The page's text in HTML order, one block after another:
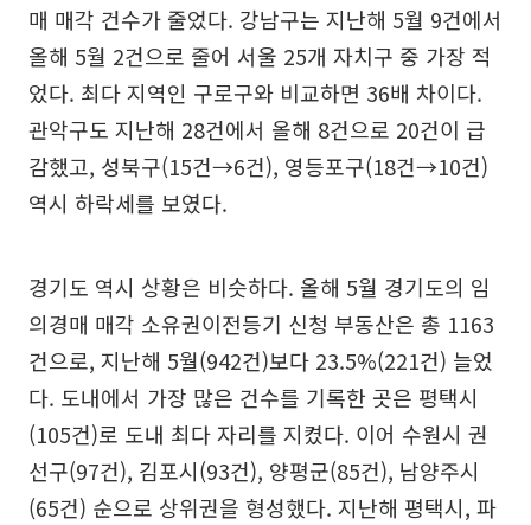
매 매각 건수가 줄었다. 강남구는 지난해 5월 9건에서
올해 5월 2건으로 줄어 서울 25개 자치구 중 가장 적
었다. 최다 지역인 구로구와 비교하면 36배 차이다.
관악구도 지난해 28건에서 올해 8건으로 20건이 급
감했고, 성북구(15건→6건), 영등포구(18건→10건)
역시 하락세를 보였다.
경기도 역시 상황은 비슷하다. 올해 5월 경기도의 임
의경매 매각 소유권이전등기 신청 부동산은 총 1163
건으로, 지난해 5월(942건)보다 23.5%(221건) 늘었
다. 도내에서 가장 많은 건수를 기록한 곳은 평택시
(105건)로 도내 최다 자리를 지켰다. 이어 수원시 권
선구(97건), 김포시(93건), 양평군(85건), 남양주시
(65건) 순으로 상위권을 형성했다. 지난해 평택시, 파